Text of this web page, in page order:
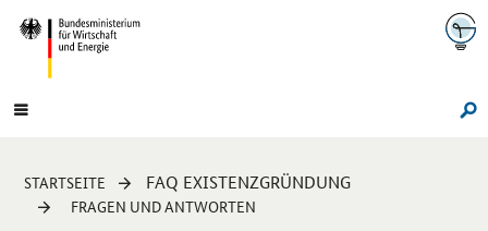
Navigation
Hauptmenü
Sie
sind
STARTSEITE FAQ EXISTENZGRÜNDUNG
FRAGEN UND ANTWORTEN